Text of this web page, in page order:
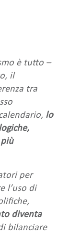
è tutto –
il
tra
lo
per
l’uso di
diventa
bilanciare